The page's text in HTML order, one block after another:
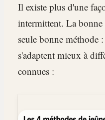
Il existe plus d'une
intermittent. La
seule bonne méthode
s'adaptent mieux à
connues :